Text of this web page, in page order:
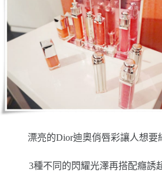
漂亮的Dior迪奧俏唇彩讓人想要
3種不同的閃耀光澤再搭配癮誘